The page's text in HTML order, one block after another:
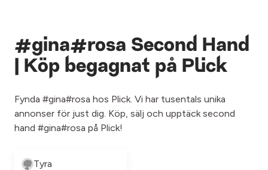
#gina#rosa Second Hand
| Köp begagnat på Plick
Fynda #gina#rosa hos Plick. Vi har tusentals unika
annonser för just dig. Köp, sälj och upptäck second
hand #gina#rosa på Plick!
Tyra